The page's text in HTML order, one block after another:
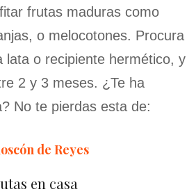
frutas maduras como
o melocotones. Procura
lata o recipiente hermético, y
2 y 3 meses. ¿Te ha
No te pierdas esta de:
de Reyes
en casa